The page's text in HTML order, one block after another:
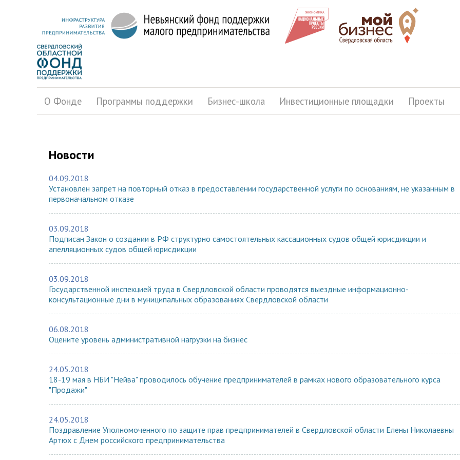
О Фонде Программы поддержки Бизнес-школа Инвестиционные площадки Проекты
Новости
04.09.2018
Установлен запрет на повторный отказ в предоставлении государственной услуги по основаниям, не указанным в
первоначальном отказе
03.09.2018
Подписан Закон о создании в РФ структурно самостоятельных кассационных судов общей юрисдикции и
апелляционных судов общей юрисдикции
03.09.2018
Государственной инспекцией труда в Свердловской области проводятся выездные информационно-
консультационные дни в муниципальных образованиях Свердловской области
06.08.2018
Оцените уровень административной нагрузки на бизнес
24.05.2018
18-19 мая в НБИ "Нейва" проводилось обучение предпринимателей в рамках нового образовательного курса
"Продажи"
24.05.2018
Поздравление Уполномоченного по защите прав предпринимателей в Свердловской области Елены Николаевны
Артюх с Днем российского предпринимательства